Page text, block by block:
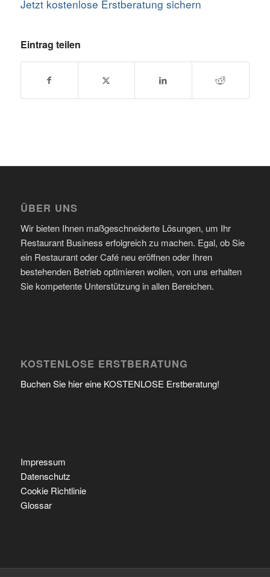
Jetzt kostenlose Erstberatung sichern
Eintrag teilen
ÜBER UNS
Wir bieten Ihnen maßgeschneiderte Lösungen, um Ihr
Restaurant Business erfolgreich zu machen. Egal, ob Sie
ein Restaurant oder Café neu eröffnen oder Ihren
bestehenden Betrieb optimieren wollen, von uns erhalten
Sie kompetente Unterstützung in allen Bereichen.
KOSTENLOSE ERSTBERATUNG
Buchen Sie hier eine KOSTENLOSE Erstberatung!
Impressum
Datenschutz
Cookie Richtlinie
Glossar